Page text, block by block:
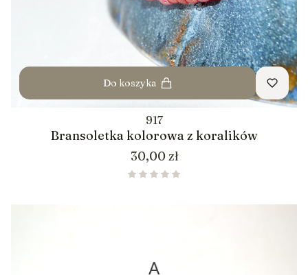
Do koszyka
917
Bransoletka kolorowa z koralików
Cena
30,00 zł